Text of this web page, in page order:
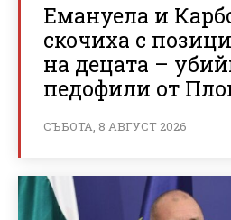
Емануела и
скочиха с
на децата –
педофили от
СЪБОТА, 8 АВГУСТ 2026